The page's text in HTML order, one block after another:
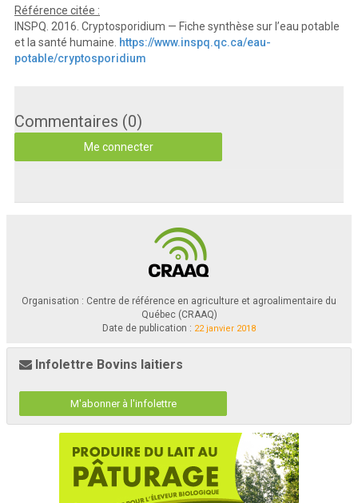
Référence citée :
INSPQ. 2016. Cryptosporidium — Fiche synthèse sur l’eau potable
et la santé humaine. https://www.inspq.qc.ca/eau-
potable/cryptosporidium
Commentaires (0)
Me connecter
Organisation : Centre de référence en agriculture et agroalimentaire du
Québec (CRAAQ)
Date de publication : 22 janvier 2018
Infolettre Bovins laitiers
M'abonner à l'infolettre